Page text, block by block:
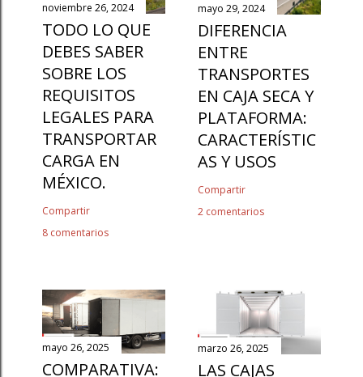
noviembre 26, 2024
TODO LO QUE
DEBES SABER
SOBRE LOS
REQUISITOS
LEGALES PARA
TRANSPORTAR
CARGA EN
MÉXICO.
Compartir
8 comentarios
mayo 29, 2024
DIFERENCIA
ENTRE
TRANSPORTES
EN CAJA SECA Y
PLATAFORMA:
CARACTERÍSTIC
AS Y USOS
Compartir
2 comentarios
mayo 26, 2025
COMPARATIVA:
marzo 26, 2025
LAS CAJAS